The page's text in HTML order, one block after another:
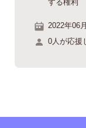
2022年06
0人が応援